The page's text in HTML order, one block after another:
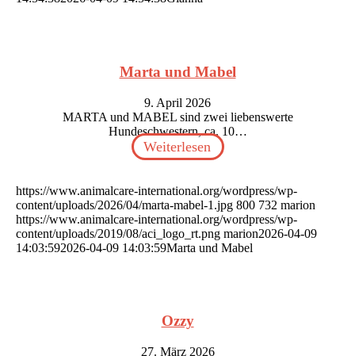
Marta und Mabel
9. April 2026
MARTA und MABEL sind zwei liebenswerte
Hundeschwestern, ca. 10…
Weiterlesen
https://www.animalcare-international.org/wordpress/wp-
content/uploads/2026/04/marta-mabel-1.jpg 800 732 marion
https://www.animalcare-international.org/wordpress/wp-
content/uploads/2019/08/aci_logo_rt.png marion2026-04-09
14:03:592026-04-09 14:03:59Marta und Mabel
Ozzy
27. März 2026